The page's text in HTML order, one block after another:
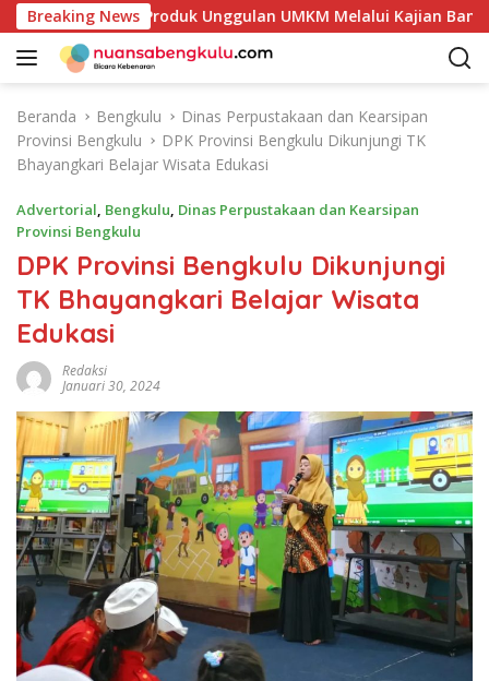
a
Breaking News
Potensi Produk Unggulan UMKM Melalui Kajian Bank
Beranda Bengkulu
Dinas Perpustakaan dan Kearsipan
Provinsi Bengkulu
DPK Provinsi Bengkulu Dikunjungi TK
Bhayangkari Belajar Wisata Edukasi
Advertorial, Bengkulu, Dinas Perpustakaan dan Kearsipan
Provinsi Bengkulu
DPK Provinsi Bengkulu Dikunjungi
TK Bhayangkari Belajar Wisata
Edukasi
Redaksi
Januari 30, 2024